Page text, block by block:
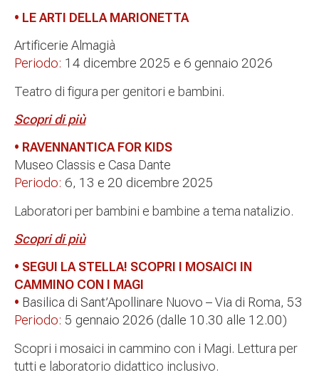
• LE ARTI DELLA MARIONETTA
Artificerie Almagià
Periodo: 14 dicembre 2025 e 6 gennaio 2026
Teatro di figura per genitori e bambini.
Scopri di più
• RAVENNANTICA FOR KIDS
Museo Classis e Casa Dante
Periodo: 6, 13 e 20 dicembre 2025
Laboratori per bambini e bambine a tema natalizio.
Scopri di più
• SEGUI LA STELLA! SCOPRI I MOSAICI IN
CAMMINO CON I MAGI
• Basilica di Sant’Apollinare Nuovo – Via di Roma, 53
Periodo: 5 gennaio 2026 (dalle 10.30 alle 12.00)
Scopri i mosaici in cammino con i Magi. Lettura per
tutti e laboratorio didattico inclusivo.